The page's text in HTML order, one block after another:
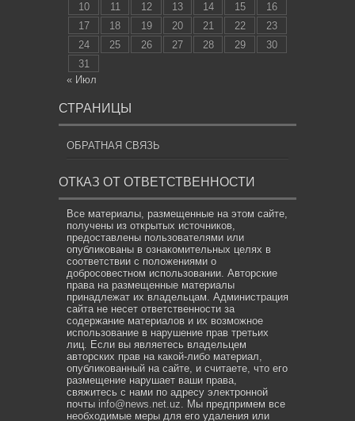
10
11 12 13 14 15
16
17
18 19 20 21 22
23
24
25 26 27 28 29
30
31
« Июл
СТРАНИЦЫ
ОБРАТНАЯ СВЯЗЬ
ОТКАЗ ОТ ОТВЕТСТВЕННОСТИ
Все материалы, размещенные на этом сайте,
получены из открытых источников,
предоставлены пользователями или
опубликованы в ознакомительных целях в
соответствии с положениями о
добросовестном использовании. Авторские
права на размещенные материалы
принадлежат их владельцам. Администрация
сайта не несет ответственности за
содержание материалов и их возможное
использование в нарушение прав третьих
лиц. Если вы являетесь владельцем
авторских прав на какой-либо материал,
опубликованный на сайте, и считаете, что его
размещение нарушает ваши права,
свяжитесь с нами по адресу электронной
почты info@news.net.uz. Мы предпримем все
необходимые меры для его удаления или